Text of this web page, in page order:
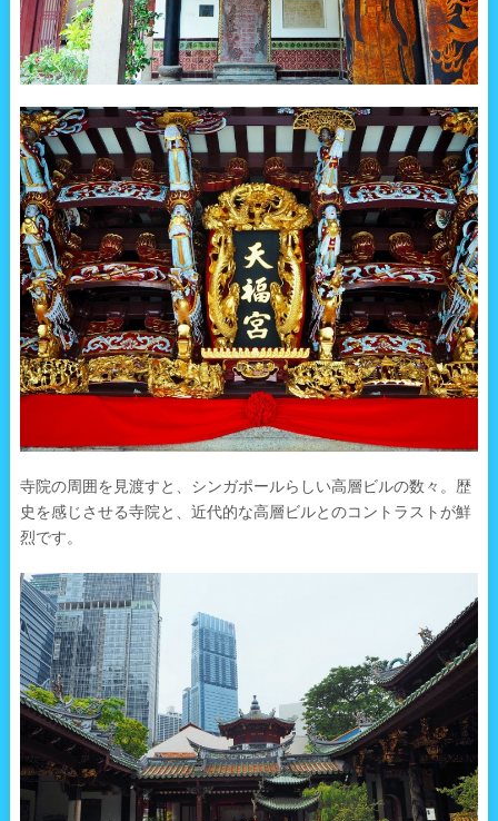
寺院の周囲を見渡すと、シンガポールらしい高層ビルの数々。歴
史を感じさせる寺院と、近代的な高層ビルとのコントラストが鮮
烈です。